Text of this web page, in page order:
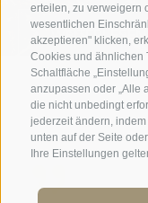
erteilen, zu verweigern
wesentlichen
akzeptieren" klicken,
Cookies und ähnlichen
Schaltfläche
anzupassen oder „Alle
die nicht unbedingt
jederzeit ändern,
unten auf der Seite
Ihre Einstellungen
WEITERLESEN
Ein